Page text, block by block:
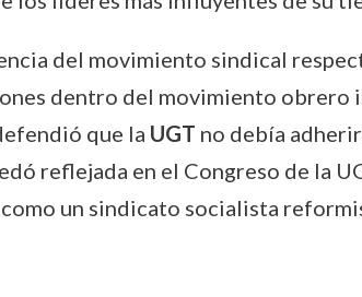
del movimiento sindical
dentro del movimiento obrero
que la UGT no debía
reflejada en el Congreso de la
como un sindicato socialista